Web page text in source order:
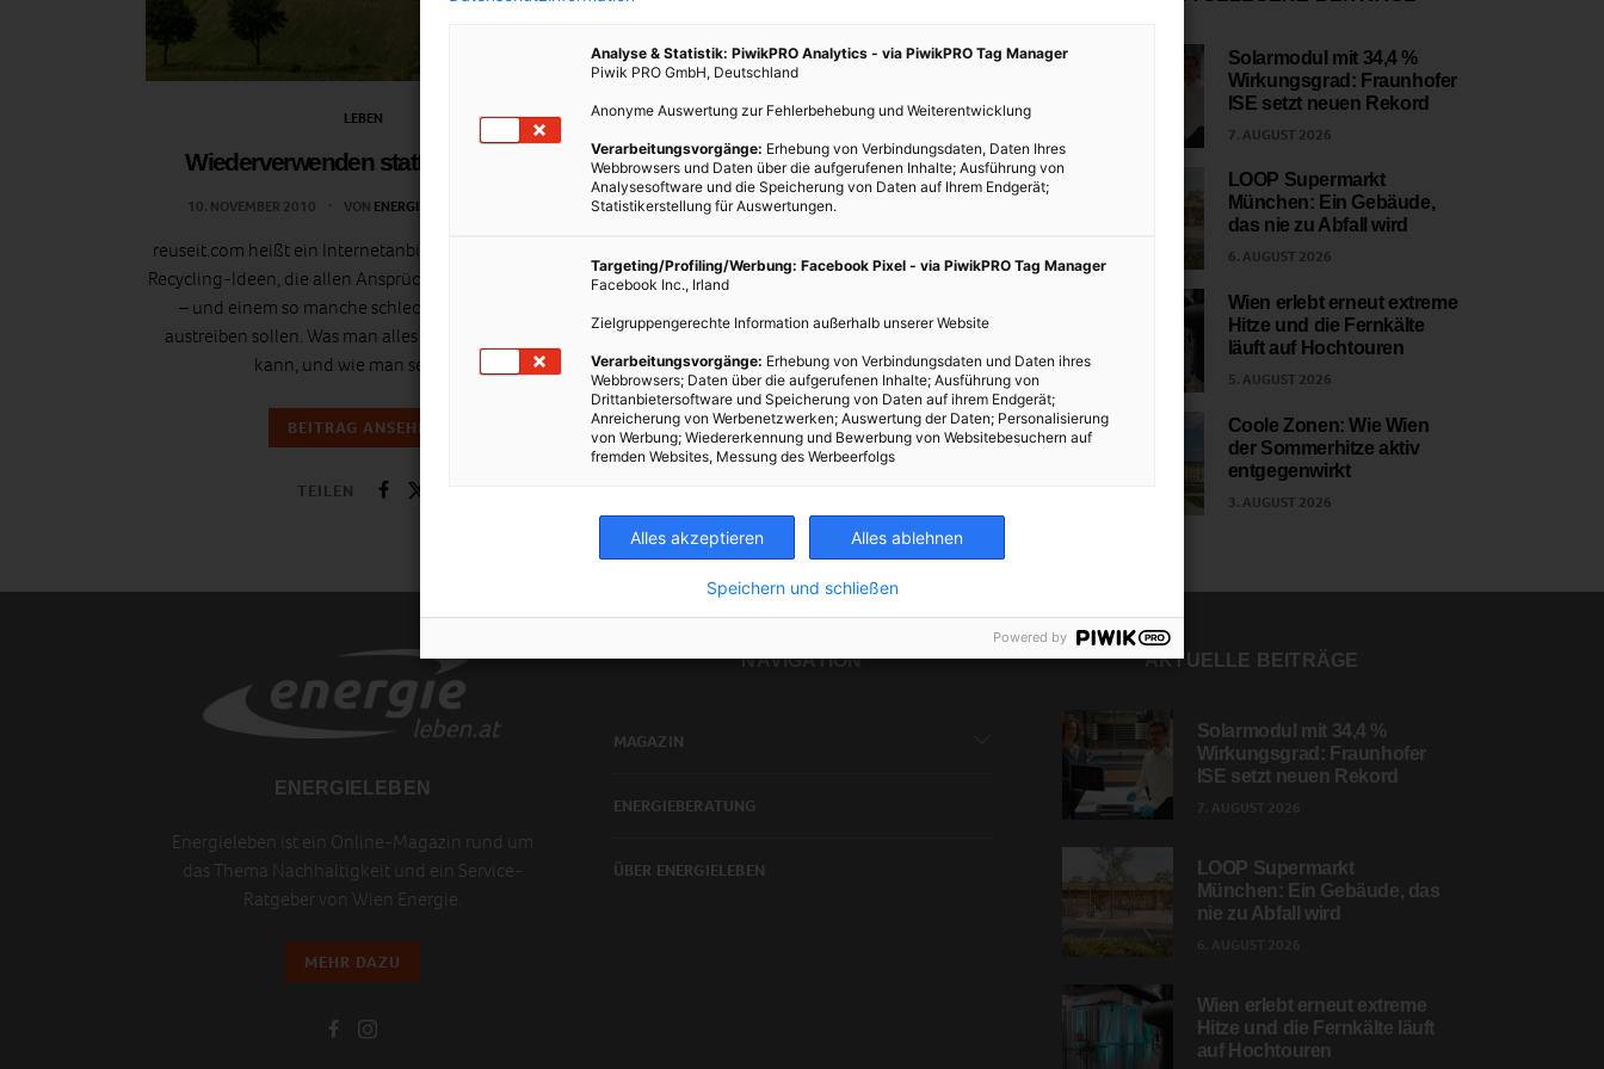
LEBEN
Wiederverwenden statt wegwerfen
10. NOVEMBER 2010 VON ENERGIELEBEN REDAKTION
reuseit.com heißt ein Internetanbieter von originellen
Recycling-Ideen, die allen Ansprüchen gerecht werden
– und einem so manche schlechte Gewohnheit
austreiben sollen. Was man alles wiederverwenden
kann, und wie man selber…
BEITRAG ANSEHEN
TEILEN
Solarmodul mit 34,4 %
Wirkungsgrad: Fraunhofer
ISE setzt neuen Rekord
7. AUGUST 2026
LOOP Supermarkt
München: Ein Gebäude,
das nie zu Abfall wird
6. AUGUST 2026
Wien erlebt erneut extreme
Hitze und die Fernkälte
läuft auf Hochtouren
5. AUGUST 2026
Coole Zonen: Wie Wien
der Sommerhitze aktiv
entgegenwirkt
3. AUGUST 2026
ENERGIELEBEN
Energieleben ist ein Online-Magazin rund um
das Thema Nachhaltigkeit und ein Service-
Ratgeber von Wien Energie.
MEHR DAZU
NAVIGATION
MAGAZIN
ENERGIEBERATUNG
ÜBER ENERGIELEBEN
AKTUELLE BEITRÄGE
Solarmodul mit 34,4 %
Wirkungsgrad: Fraunhofer
ISE setzt neuen Rekord
LOOP Supermarkt
München: Ein Gebäude, das
nie zu Abfall wird
Wien erlebt erneut extreme
Hitze und die Fernkälte läuft
auf Hochtouren
Analyse & Statistik: PiwikPRO Analytics - via PiwikPRO Tag Manager
Piwik PRO GmbH, Deutschland
Anonyme Auswertung zur Fehlerbehebung und Weiterentwicklung
Verarbeitungsvorgänge: Erhebung von Verbindungsdaten, Daten Ihres
Webbrowsers und Daten über die aufgerufenen Inhalte; Ausführung von
Analysesoftware und die Speicherung von Daten auf Ihrem Endgerät;
Statistikerstellung für Auswertungen.
Targeting/Profiling/Werbung: Facebook Pixel - via PiwikPRO Tag Manager
Facebook Inc., Irland
Zielgruppengerechte Information außerhalb unserer Website
Verarbeitungsvorgänge: Erhebung von Verbindungsdaten und Daten ihres
Webbrowsers; Daten über die aufgerufenen Inhalte; Ausführung von
Drittanbietersoftware und Speicherung von Daten auf ihrem Endgerät;
Anreicherung von Werbenetzwerken; Auswertung der Daten; Personalisierung
von Werbung; Wiedererkennung und Bewerbung von Websitebesuchern auf
fremden Websites, Messung des Werbeerfolgs
Alles akzeptieren Alles ablehnen
Speichern und schließen
Powered by